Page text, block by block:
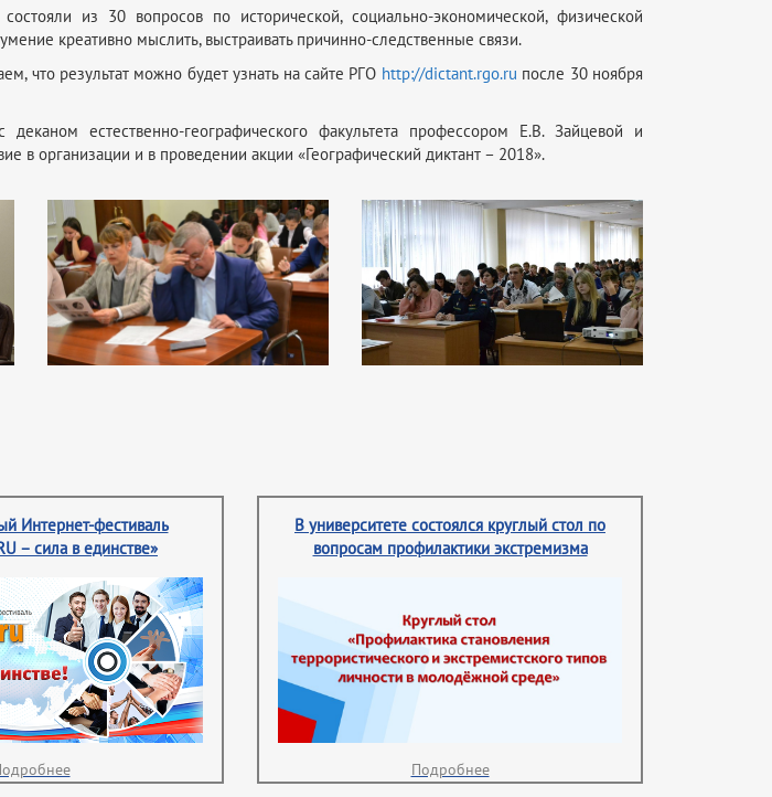
состояли из 30 вопросов по исторической, социально-экономической, физической
креативно мыслить, выстраивать причинно-следственные связи.
что результат можно будет узнать на сайте РГО http://dictant.rgo.ru после 30 ноября
естественно-географического факультета профессором Е.В. Зайцевой и
в организации и в проведении акции «Географический диктант – 2018».
Интернет-фестиваль
– сила в единстве»
В университете состоялся круглый стол по
вопросам профилактики экстремизма
Подробнее